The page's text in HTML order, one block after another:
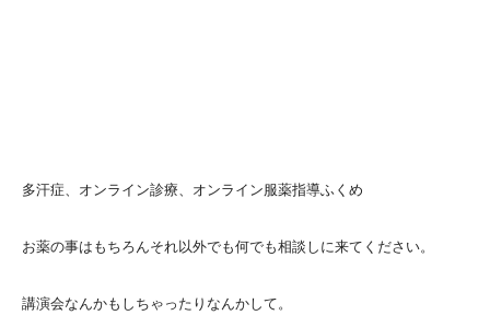
多汗症、オンライン診療、オンライン服薬指導ふくめ
お薬の事はもちろんそれ以外でも何でも相談しに来てください。
講演会なんかもしちゃったりなんかして。